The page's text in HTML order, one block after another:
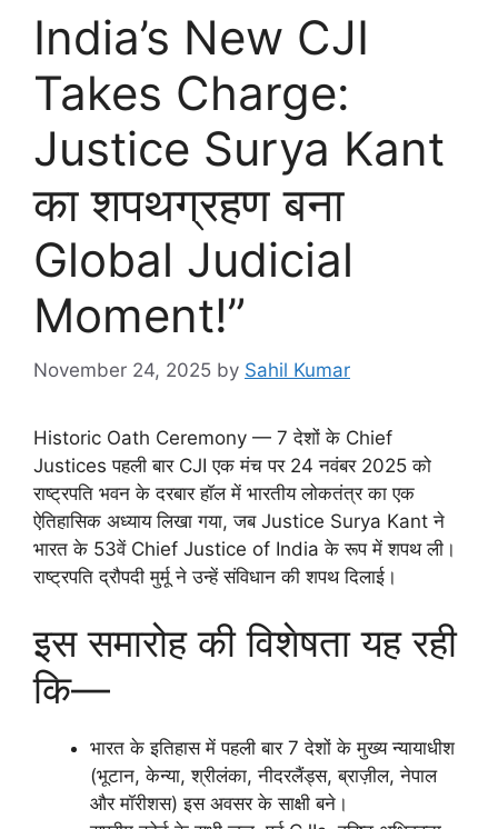
India’s New CJI
Takes Charge:
Justice Surya Kant
का शपथग्रहण बना
Global Judicial
Moment!”
November 24, 2025 by Sahil Kumar
Historic Oath Ceremony — 7 देशों के Chief
Justices पहली बार CJI एक मंच पर 24 नवंबर 2025 को
राष्ट्रपति भवन के दरबार हॉल में भारतीय लोकतंत्र का एक
ऐतिहासिक अध्याय लिखा गया, जब Justice Surya Kant ने
भारत के 53वें Chief Justice of India के रूप में शपथ ली।
राष्ट्रपति द्रौपदी मुर्मू ने उन्हें संविधान की शपथ दिलाई।
इस समारोह की विशेषता यह रही
कि—
भारत के इतिहास में पहली बार 7 देशों के मुख्य न्यायाधीश
(भूटान, केन्या, श्रीलंका, नीदरलैंड्स, ब्राज़ील, नेपाल
और मॉरीशस) इस अवसर के साक्षी बने।